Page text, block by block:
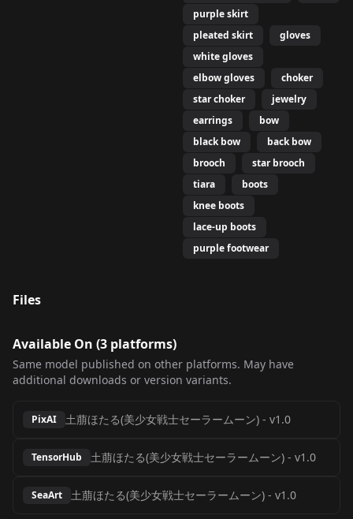
purple skirt
pleated skirt
gloves
white gloves
elbow gloves
choker
star choker
jewelry
earrings
bow
black bow
back bow
brooch
star brooch
tiara
boots
knee boots
lace-up boots
purple footwear
Files
Available On (3 platforms)
Same model published on other platforms. May have
additional downloads or version variants.
PixAI 土萠ほたる(美少女戦士セーラームーン) - v1.0
TensorHub 土萠ほたる(美少女戦士セーラームーン) - v1.0
SeaArt 土萠ほたる(美少女戦士セーラームーン) - v1.0